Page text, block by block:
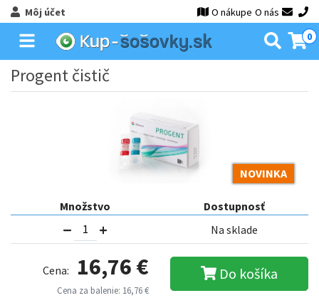
Môj účet O nákupe O nás
0
Progent čistič
NOVINKA
Množstvo
Dostupnosť
Na sklade
Cena: 16,76 €
Cena za balenie: 16,76 €
Do košíka